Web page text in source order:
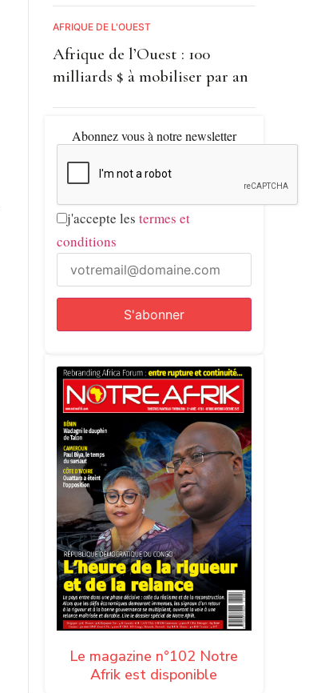
AFRIQUE DE L'OUEST
Afrique de l’Ouest : 100
milliards $ à mobiliser par an
Abonnez vous à notre newsletter
j'accepte les termes et
conditions
Le magazine n°102 Notre
Afrik est disponible